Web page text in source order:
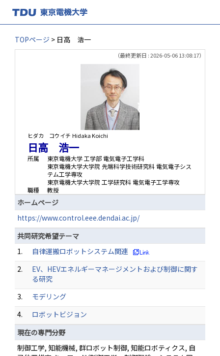
TOPページ > 日高 浩一
（最終更新日 : 2026-05-06 13:08:17）
ヒダカ コウイチ Hidaka Koichi
日高 浩一
所属
東京電機大学 工学部 電気電子工学科
東京電機大学大学院 先端科学技術研究科 電気電子シス
テム工学専攻
東京電機大学大学院 工学研究科 電気電子工学専攻
職種
教授
ホームページ
https://www.control.eee.dendai.ac.jp/
共同研究希望テーマ
1.
自律運搬ロボットシステム関連
2.
EV、HEVエネルギーマネージメントおよび制御に関す
る研究
3.
モデリング
4.
ロボットビジョン
現在の専門分野
制御工学, 知能機械, 群ロボット制御, 知能ロボティクス, 自